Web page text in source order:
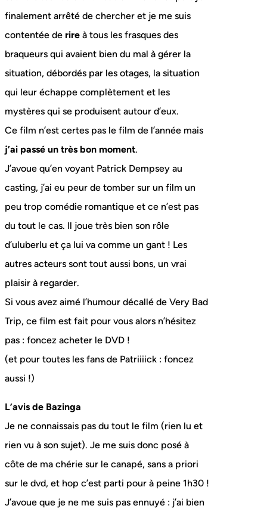
finalement arrêté de chercher et je me suis
contentée de rire à tous les frasques des
braqueurs qui avaient bien du mal à gérer la
situation, débordés par les otages, la situation
qui leur échappe complètement et les
mystères qui se produisent autour d’eux.
Ce film n’est certes pas le film de l’année mais
j’ai passé un très bon moment.
J’avoue qu’en voyant Patrick Dempsey au
casting, j’ai eu peur de tomber sur un film un
peu trop comédie romantique et ce n’est pas
du tout le cas. Il joue très bien son rôle
d’uluberlu et ça lui va comme un gant ! Les
autres acteurs sont tout aussi bons, un vrai
plaisir à regarder.
Si vous avez aimé l’humour décallé de Very Bad
Trip, ce film est fait pour vous alors n’hésitez
pas : foncez acheter le DVD !
(et pour toutes les fans de Patriiiick : foncez
aussi !)
L’avis de Bazinga
Je ne connaissais pas du tout le film (rien lu et
rien vu à son sujet). Je me suis donc posé à
côte de ma chérie sur le canapé, sans a priori
sur le dvd, et hop c’est parti pour à peine 1h30 !
J’avoue que je ne me suis pas ennuyé : j’ai bien